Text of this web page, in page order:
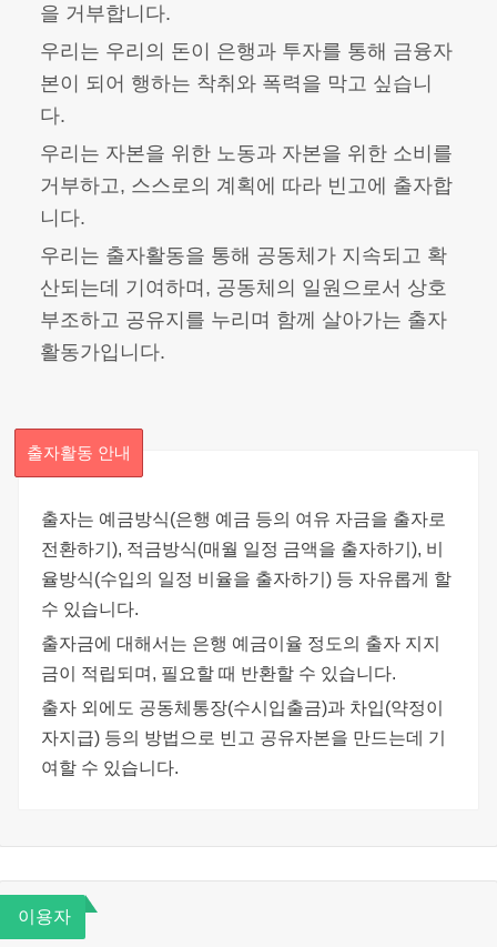
을 거부합니다.
우리는 우리의 돈이 은행과 투자를 통해 금융자
본이 되어 행하는 착취와 폭력을 막고 싶습니
다.
우리는 자본을 위한 노동과 자본을 위한 소비를
거부하고, 스스로의 계획에 따라 빈고에 출자합
니다.
우리는 출자활동을 통해 공동체가 지속되고 확
산되는데 기여하며, 공동체의 일원으로서 상호
부조하고 공유지를 누리며 함께 살아가는 출자
활동가입니다.
출자활동 안내
출자는 예금방식(은행 예금 등의 여유 자금을 출자로
전환하기), 적금방식(매월 일정 금액을 출자하기), 비
율방식(수입의 일정 비율을 출자하기) 등 자유롭게 할
수 있습니다.
출자금에 대해서는 은행 예금이율 정도의 출자 지지
금이 적립되며, 필요할 때 반환할 수 있습니다.
출자 외에도 공동체통장(수시입출금)과 차입(약정이
자지급) 등의 방법으로 빈고 공유자본을 만드는데 기
여할 수 있습니다.
이용자